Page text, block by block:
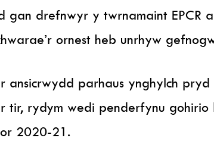
gan drefnwyr y twrnamaint EPCR
ornest heb unrhyw
ansicrwydd parhaus ynghylch
tir, rydym wedi penderfynu gohirio
2020-21.